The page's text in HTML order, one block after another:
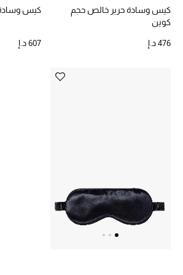
الموسم الجديد
جميع الملابس الرجالية
كيس وسادة حرير خالص حجم
كوين
476 د.إ
كيس
607 د.إ